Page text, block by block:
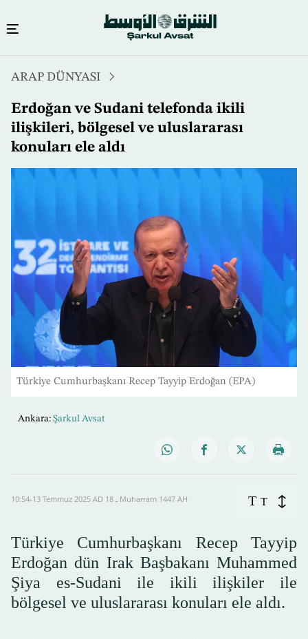
atla
ARAP DÜNYASI
Erdoğan ve Sudani telefonda ikili
ilişkileri, bölgesel ve uluslararası
konuları ele aldı
Türkiye Cumhurbaşkanı Recep Tayyip Erdoğan (EPA)
Ankara: Şarkul Avsat
10:54-13 Temmuz 2025 AD ـ 18 Muharram 1447 AH T T
Türkiye Cumhurbaşkanı Recep Tayyip
Erdoğan dün Irak Başbakanı Muhammed
Şiya es-Sudani ile ikili ilişkiler ile
bölgesel ve uluslararası konuları ele aldı.